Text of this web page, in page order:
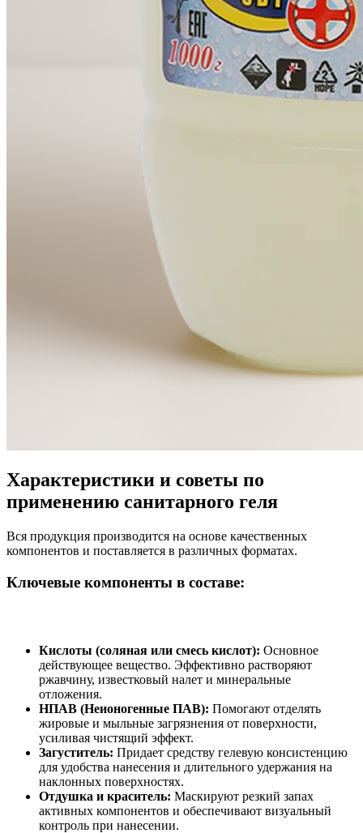
Характеристики и советы по
применению санитарного геля
Вся продукция производится на основе качественных
компонентов и поставляется в различных форматах.
Ключевые компоненты в составе:
Кислоты (соляная или смесь кислот): Основное
действующее вещество. Эффективно растворяют
ржавчину, известковый налет и минеральные
отложения.
НПАВ (Неионогенные ПАВ): Помогают отделять
жировые и мыльные загрязнения от поверхности,
усиливая чистящий эффект.
Загуститель: Придает средству гелевую консистенцию
для удобства нанесения и длительного удержания на
наклонных поверхностях.
Отдушка и краситель: Маскируют резкий запах
активных компонентов и обеспечивают визуальный
контроль при нанесении.